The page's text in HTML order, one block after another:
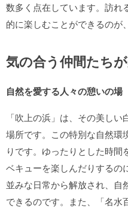
数多く点在しています。訪れ
的に楽しむことができるのが
気の合う仲間たち
自然を愛する人々の憩いの場
「吹上の浜」は、その美し
場所です。この特別な自然環
りです。ゆったりとした時
ベキューを楽しんだりするの
並みな日常から解放され、自
できるのです。また、「名水